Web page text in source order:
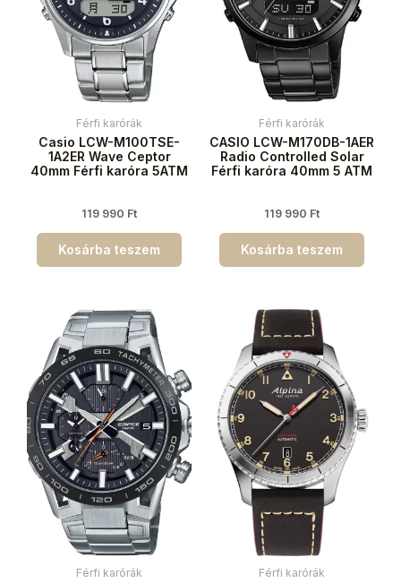
Férfi karórák
Casio LCW-M100TSE-
1A2ER Wave Ceptor
40mm Férfi karóra 5ATM
119 990 Ft
Kosárba teszem
Férfi karórák
CASIO LCW-M170DB-1AER
Radio Controlled Solar
Férfi karóra 40mm 5 ATM
119 990 Ft
Kosárba teszem
Férfi karórák Férfi karórák